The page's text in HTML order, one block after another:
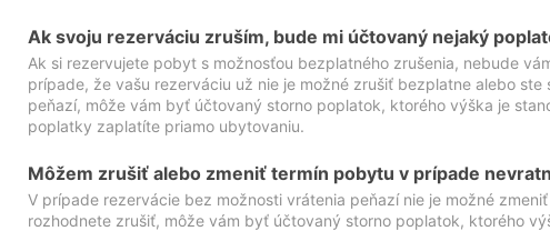
Ak svoju rezerváciu zruším, bude mi účtovaný nejaký
Ak si rezervujete pobyt s možnosťou bezplatného zrušenia, nebude
prípade, že vašu rezerváciu už nie je možné zrušiť bezplatne alebo
peňazí, môže vám byť účtovaný storno poplatok, ktorého výška je
poplatky zaplatíte priamo ubytovaniu.
Môžem zrušiť alebo zmeniť termín pobytu v prípade
V prípade rezervácie bez možnosti vrátenia peňazí nie je možné
rozhodnete zrušiť, môže vám byť účtovaný storno poplatok, ktorého